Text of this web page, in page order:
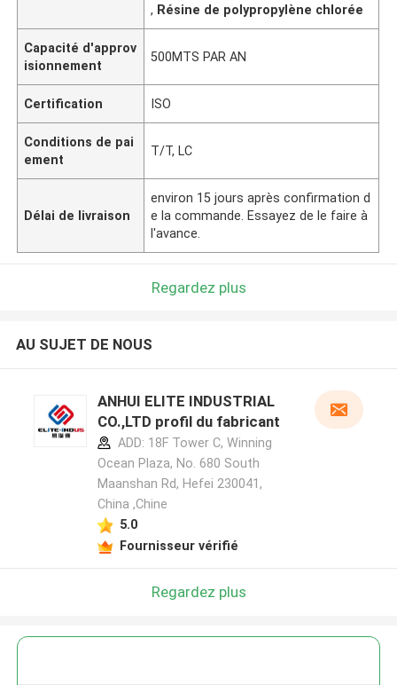
, Résine de polypropylène chlorée
Capacité d'approv
isionnement
500MTS PAR AN
Certification ISO
Conditions de pai
ement
T/T, LC
Délai de livraison
environ 15 jours après confirmation d
e la commande. Essayez de le faire à
l'avance.
Regardez plus
AU SUJET DE NOUS
ANHUI ELITE INDUSTRIAL
CO.,LTD profil du fabricant
ADD: 18F Tower C, Winning
Ocean Plaza, No. 680 South
Maanshan Rd, Hefei 230041,
China ,Chine
5.0
Fournisseur vérifié
Regardez plus